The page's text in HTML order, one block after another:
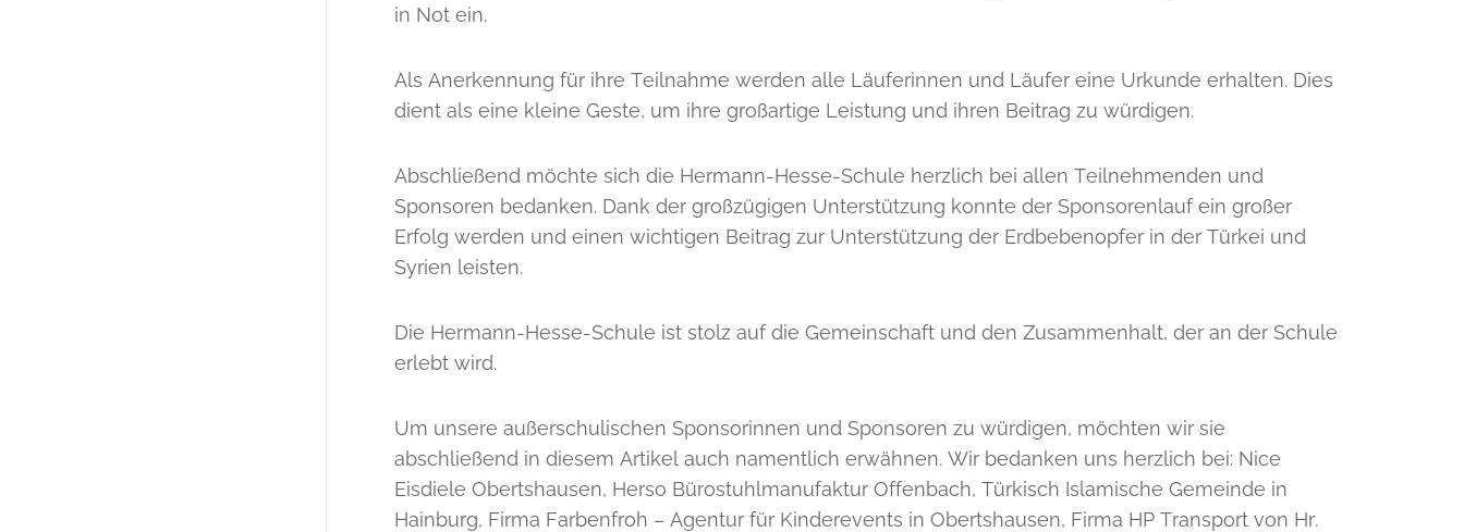
in Not ein.
Als Anerkennung für ihre Teilnahme werden alle Läuferinnen und Läufer eine Urkunde erhalten. Dies
dient als eine kleine Geste, um ihre großartige Leistung und ihren Beitrag zu würdigen.
Abschließend möchte sich die Hermann-Hesse-Schule herzlich bei allen Teilnehmenden und
Sponsoren bedanken. Dank der großzügigen Unterstützung konnte der Sponsorenlauf ein großer
Erfolg werden und einen wichtigen Beitrag zur Unterstützung der Erdbebenopfer in der Türkei und
Syrien leisten.
Die Hermann-Hesse-Schule ist stolz auf die Gemeinschaft und den Zusammenhalt, der an der Schule
erlebt wird.
Um unsere außerschulischen Sponsorinnen und Sponsoren zu würdigen, möchten wir sie
abschließend in diesem Artikel auch namentlich erwähnen. Wir bedanken uns herzlich bei: Nice
Eisdiele Obertshausen, Herso Bürostuhlmanufaktur Offenbach, Türkisch Islamische Gemeinde in
Hainburg, Firma Farbenfroh – Agentur für Kinderevents in Obertshausen, Firma HP Transport von Hr.